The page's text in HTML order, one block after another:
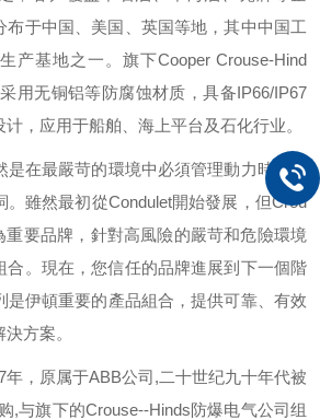
布于中国、美国、英国等地，其中中国工
产基地之一。旗下Cooper Crouse-Hind
用无铜铝等防腐蚀材质，具备IP66/IP67
，应用于船舶、海上平台及石化行业。
是在最嚴苛的環境中必須管理動力時，安
。雖然最初從Condulet開始發展，但Crou
重要品牌，針對高風險的嚴苛和危險環境
合。現在，您信任的品牌進展到下一個階
是伊頓重要的產品組合，提供可靠、有效
方案。
年，原属于ABB公司,二十世纪九十年代被
,与旗下的Crouse--Hinds防爆电气公司组